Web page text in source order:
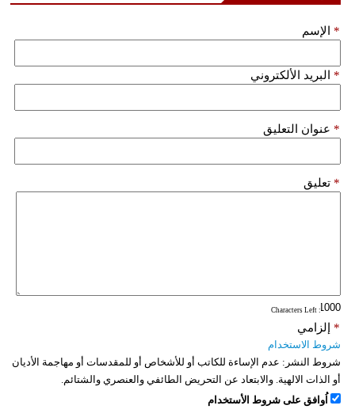
الإسم *
البريد الألكتروني *
عنوان التعليق *
تعليق *
: Characters Left
إلزامي *
شروط الاستخدام
شروط النشر: عدم الإساءة للكاتب أو للأشخاص أو للمقدسات أو مهاجمة الأديان
أو الذات الالهية. والابتعاد عن التحريض الطائفي والعنصري والشتائم.
اُوافق على شروط الأستخدام